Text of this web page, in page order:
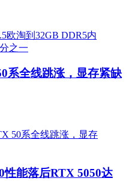
系全线跳涨，显存紧缺
性能落后RTX 5050达